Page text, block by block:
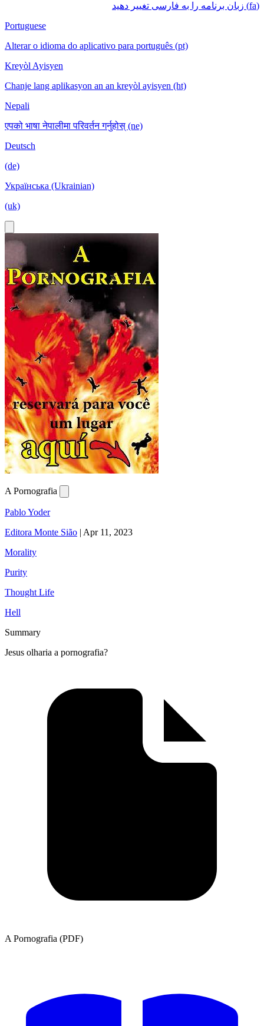
(fa) زبان برنامه را به فارسی تغییر دهید
Portuguese
Alterar o idioma do aplicativo para português (pt)
Kreyòl Ayisyen
Chanje lang aplikasyon an an kreyòl ayisyen (ht)
Nepali
एपको भाषा नेपालीमा परिवर्तन गर्नुहोस् (ne)
Deutsch
(de)
Українська (Ukrainian)
(uk)
A Pornografia
Pablo Yoder
Editora Monte Sião | Apr 11, 2023
Morality
Purity
Thought Life
Hell
Summary
Jesus olharia a pornografia?
A Pornografia (PDF)